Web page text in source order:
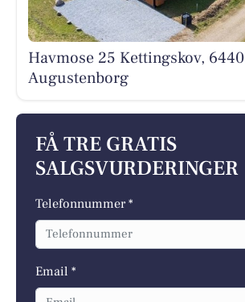
Havmose 25 Kettingskov, 6440
Augustenborg
FÅ TRE GRATIS
SALGSVURDERINGER
Telefonnummer *
Email *